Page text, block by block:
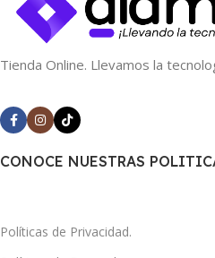
Tienda Online. Llevamos la
CONOCE NUESTRAS
Políticas de Privacidad.